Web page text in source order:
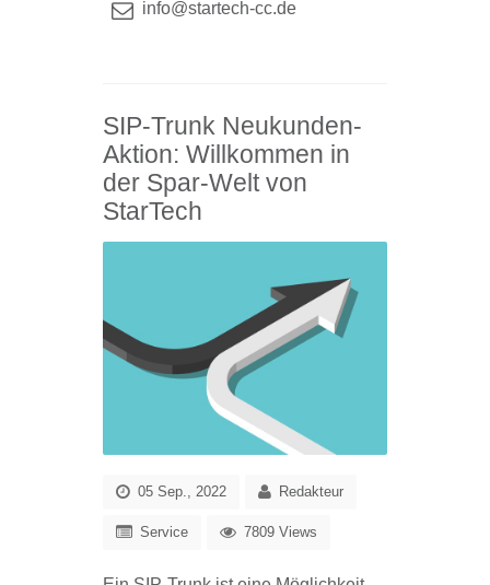
info@startech-cc.de
SIP-Trunk Neukunden-
Aktion: Willkommen in
der Spar-Welt von
StarTech
05 Sep., 2022 Redakteur
Service 7809 Views